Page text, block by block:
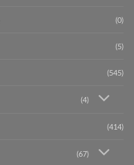
(0)
(5)
(545)
(4)
(414)
(67)